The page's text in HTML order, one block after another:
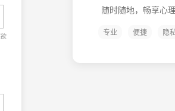
随时随地，畅享心
专业 便捷 隐